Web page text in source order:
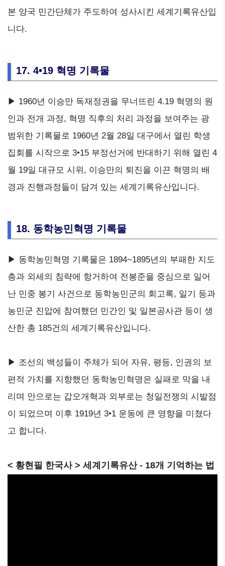
본 양국 민간단체가 주도하여 성사시킨 세계기록유산입
니다.
17. 4•19 혁명 기록물
▶ 1960년 이승만 독재정권을 무너뜨린 4.19 혁명의 원
인과 전개 과정, 혁명 직후의 처리 과정을 보여주는 광
범위한 기록물로 1960년 2월 28일 대구에서 열린 학생
집회를 시작으로 3•15 부정선거에 반대하기 위해 열린 4
월 19일 대규모 시위, 이승만의 퇴진을 이끈 혁명의 배
경과 진행과정들이 담겨 있는 세계기록유산입니다.
18. 동학농민혁명 기록물
▶ 동학농민혁명 기록물은 1894~1895년의 부패한 지도
층과 외세의 침략에 항거하여 전봉준을 중심으로 일어
난 민중 봉기 사건으로 동학농민군의 회고록, 일기 등과
농민군 진압에 참여했던 민간인 및 일본공사관 등이 생
산한 총 185건의 세계기록유산입니다.
▶ 조선의 백성들이 주체가 되어 자유, 평등, 인권의 보
편적 가치를 지향했던 동학농민혁명은 실패로 막을 내
리며 안으로는 갑오개혁과 외부로는 청일전쟁의 시발점
이 되었으며 이후 1919년 3•1 운동에 큰 영향을 미쳤다
고 합니다.
< 황현필 한국사 > 세계기록유산 - 18개 기억하는 법